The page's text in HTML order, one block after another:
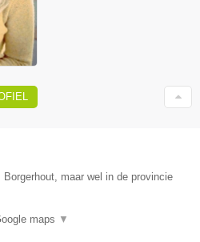
maar wel in de provincie
maps ▼